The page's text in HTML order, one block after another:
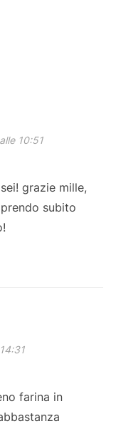
10:51
grazie mille,
subito
farina in